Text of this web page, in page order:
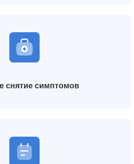
снятие симптомов